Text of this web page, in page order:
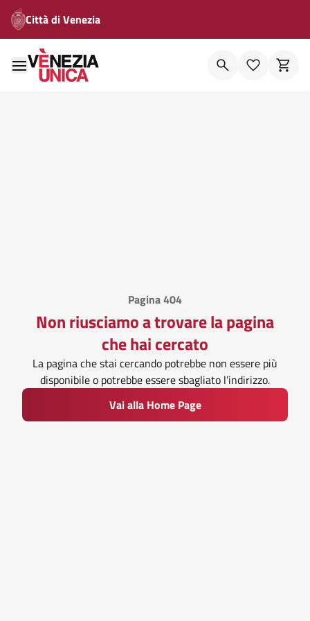
Città di Venezia
Pagina 404
Non riusciamo a trovare la pagina
che hai cercato
La pagina che stai cercando potrebbe non essere più
disponibile o potrebbe essere sbagliato l’indirizzo.
Vai alla Home Page